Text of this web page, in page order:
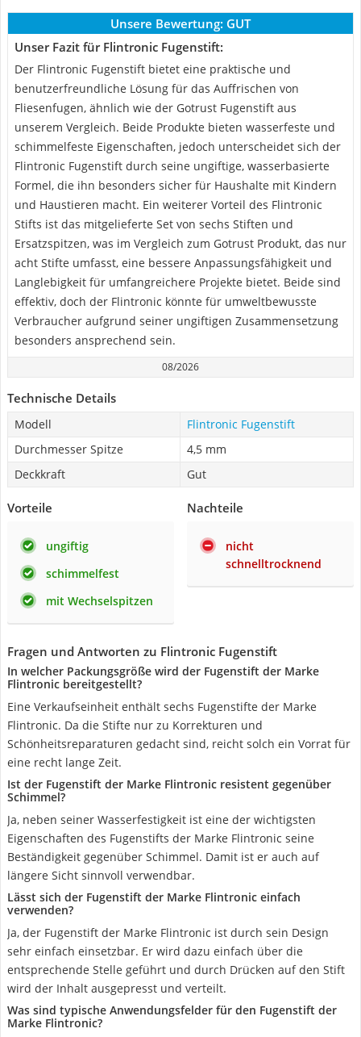
Unsere Bewertung: GUT
Unser Fazit für Flintronic Fugenstift:
Der Flintronic Fugenstift bietet eine praktische und
benutzerfreundliche Lösung für das Auffrischen von
Fliesenfugen, ähnlich wie der Gotrust Fugenstift aus
unserem Vergleich. Beide Produkte bieten wasserfeste und
schimmelfeste Eigenschaften, jedoch unterscheidet sich der
Flintronic Fugenstift durch seine ungiftige, wasserbasierte
Formel, die ihn besonders sicher für Haushalte mit Kindern
und Haustieren macht. Ein weiterer Vorteil des Flintronic
Stifts ist das mitgelieferte Set von sechs Stiften und
Ersatzspitzen, was im Vergleich zum Gotrust Produkt, das nur
acht Stifte umfasst, eine bessere Anpassungsfähigkeit und
Langlebigkeit für umfangreichere Projekte bietet. Beide sind
effektiv, doch der Flintronic könnte für umweltbewusste
Verbraucher aufgrund seiner ungiftigen Zusammensetzung
besonders ansprechend sein.
08/2026
Technische Details
Modell
Flintronic Fugenstift
Durchmesser Spitze
4,5 mm
Deckkraft
Gut
Vorteile
ungiftig
schimmelfest
mit Wechselspitzen
Nachteile
nicht
schnelltrocknend
Fragen und Antworten zu Flintronic Fugenstift
In welcher Packungsgröße wird der Fugenstift der Marke
Flintronic bereitgestellt?
Eine Verkaufseinheit enthält sechs Fugenstifte der Marke
Flintronic. Da die Stifte nur zu Korrekturen und
Schönheitsreparaturen gedacht sind, reicht solch ein Vorrat für
eine recht lange Zeit.
Ist der Fugenstift der Marke Flintronic resistent gegenüber
Schimmel?
Ja, neben seiner Wasserfestigkeit ist eine der wichtigsten
Eigenschaften des Fugenstifts der Marke Flintronic seine
Beständigkeit gegenüber Schimmel. Damit ist er auch auf
längere Sicht sinnvoll verwendbar.
Lässt sich der Fugenstift der Marke Flintronic einfach
verwenden?
Ja, der Fugenstift der Marke Flintronic ist durch sein Design
sehr einfach einsetzbar. Er wird dazu einfach über die
entsprechende Stelle geführt und durch Drücken auf den Stift
wird der Inhalt ausgepresst und verteilt.
Was sind typische Anwendungsfelder für den Fugenstift der
Marke Flintronic?